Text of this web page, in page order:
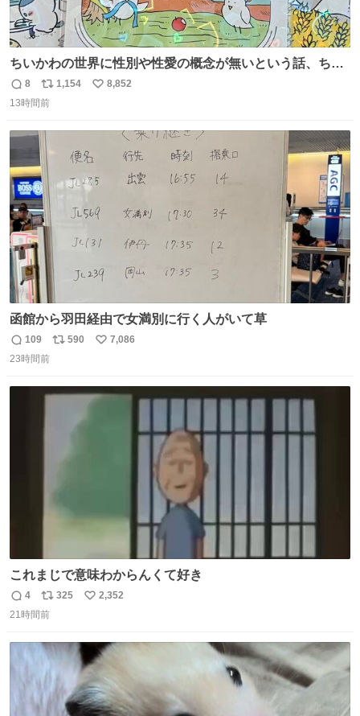
ちいかわの世界に性別や性愛の概念が無いという話、ちい
かわタロットでも恋人・女帝・女教皇あたりは性別を意識
させないように描かれてるんだよね。かなり徹底している
返
信
8
リ
ポ
ト
数
1,154
い
8,852
13時間前
函館から羽田経由で女満別に行く人がいて草
返
信
109
リ
ト
590
い
数
7,086
23時間前
これまじで意味わからんくて好き
返
信
4
リ
ポ
ト
数
325
い
2,352
21時間前